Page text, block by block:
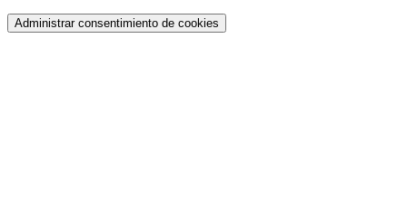
Administrar consentimiento de cookies